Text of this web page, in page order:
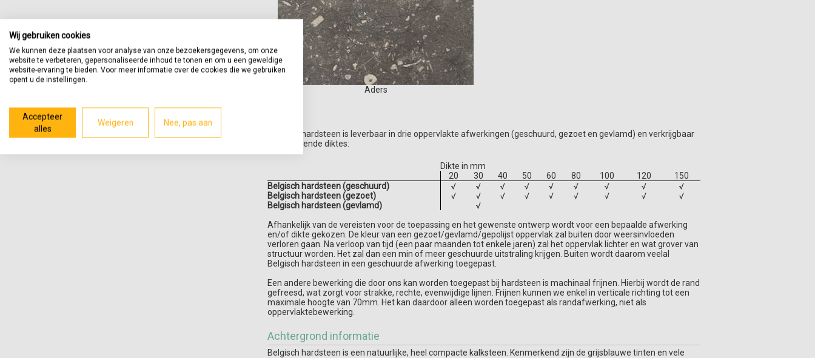
Aders
Belgisch hardsteen is leverbaar in drie oppervlakte afwerkingen (geschuurd, gezoet en gevlamd) en verkrijgbaar
in de volgende diktes:
Dikte in mm
20
30 40 50 60 80 100 120
150
Belgisch hardsteen (geschuurd)
√ √ √ √ √ √ √ √
√
Belgisch hardsteen (gezoet)
√ √ √ √ √ √ √ √
√
Belgisch hardsteen (gevlamd)
√
Afhankelijk van de vereisten voor de toepassing en het gewenste ontwerp wordt voor een bepaalde afwerking
en/of dikte gekozen. De kleur van een gezoet/gevlamd/gepolijst oppervlak zal buiten door weersinvloeden
verloren gaan. Na verloop van tijd (een paar maanden tot enkele jaren) zal het oppervlak lichter en wat grover van
structuur worden. Het zal dan een min of meer geschuurde uitstraling krijgen. Buiten wordt daarom veelal
Belgisch hardsteen in een geschuurde afwerking toegepast.
Een andere bewerking die door ons kan worden toegepast bij hardsteen is machinaal frijnen. Hierbij wordt de rand
gefreesd, wat zorgt voor strakke, rechte, evenwijdige lijnen. Frijnen kunnen we enkel in verticale richting tot een
maximale hoogte van 70mm. Het kan daardoor alleen worden toegepast als randafwerking, niet als
oppervlaktebewerking.
Achtergrond informatie
Belgisch hardsteen is een natuurlijke, heel compacte kalksteen. Kenmerkend zijn de grijsblauwe tinten en vele
Wij gebruiken cookies
We kunnen deze plaatsen voor analyse van onze bezoekersgegevens, om onze
website te verbeteren, gepersonaliseerde inhoud te tonen en om u een geweldige
website-ervaring te bieden. Voor meer informatie over de cookies die we gebruiken
opent u de instellingen.
Accepteer
alles
Weigeren Nee, pas aan